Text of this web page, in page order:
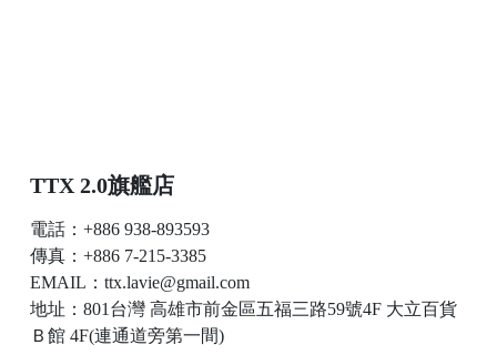
TTX 2.0旗艦店
電話：+886 938-893593
傳真：+886 7-215-3385
EMAIL：ttx.lavie@gmail.com
地址：801台灣 高雄市前金區五福三路59號4F 大立百貨
Ｂ館 4F(連通道旁第一間)